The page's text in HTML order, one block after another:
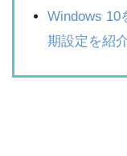
Windows 10
期設定を紹